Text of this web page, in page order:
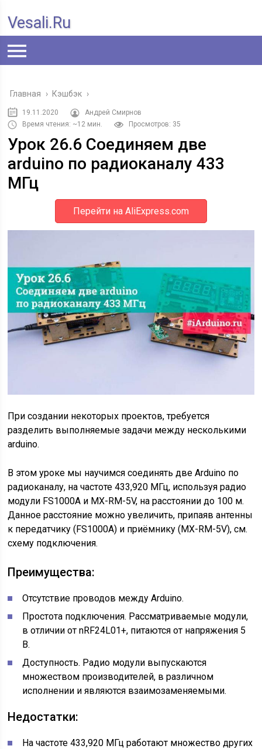
Vesali.ru
Главная › Кэшбэк ›
19.11.2020
Андрей Смирнов
Время чтения: ~12 мин.
Просмотров: 35
Урок 26.6 Соединяем две
arduino по радиоканалу 433
МГц
Перейти на AliExpress.com
При создании некоторых проектов, требуется
разделить выполняемые задачи между несколькими
arduino.
В этом уроке мы научимся соединять две Arduino по
радиоканалу, на частоте 433,920 МГц, используя радио
модули FS1000A и MX-RM-5V, на расстоянии до 100 м.
Данное расстояние можно увеличить, припаяв антенны
к передатчику (FS1000A) и приёмнику (MX-RM-5V), см.
схему подключения.
Преимущества:
Отсутствие проводов между Arduino.
Простота подключения. Рассматриваемые модули,
в отличии от nRF24L01+, питаются от напряжения 5
В.
Доступность. Радио модули выпускаются
множеством производителей, в различном
исполнении и являются взаимозаменяемыми.
Недостатки:
На частоте 433,920 МГц работают множество других